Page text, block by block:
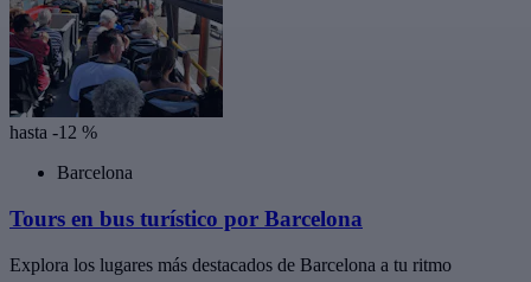
hasta -12 %
Barcelona
Tours en bus turístico por Barcelona
Explora los lugares más destacados de Barcelona a tu ritmo